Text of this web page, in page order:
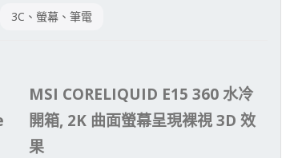
3C、螢幕、筆電
MSI CORELIQUID E15 360 水冷
開箱, 2K 曲面螢幕呈現裸視 3D 效
果